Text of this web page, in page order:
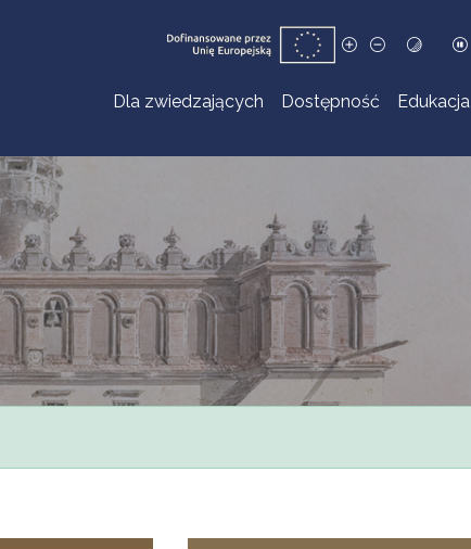
Dla zwiedzających Dostępność Edukacja